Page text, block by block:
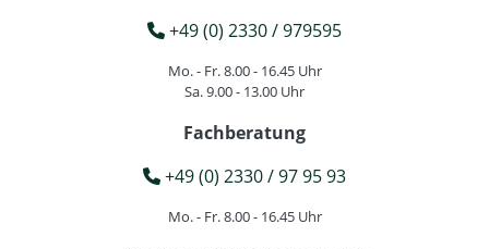
+49 (0) 2330 / 979595
Mo. - Fr. 8.00 - 16.45 Uhr
Sa. 9.00 - 13.00 Uhr
Fachberatung
+49 (0) 2330 / 97 95 93
Mo. - Fr. 8.00 - 16.45 Uhr